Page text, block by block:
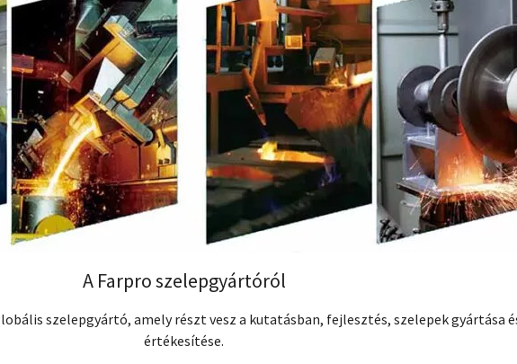
A Farpro szelepgyártóról
szelepgyártó, amely részt vesz a kutatásban, fejlesztés, szelepek gyártása
értékesítése.